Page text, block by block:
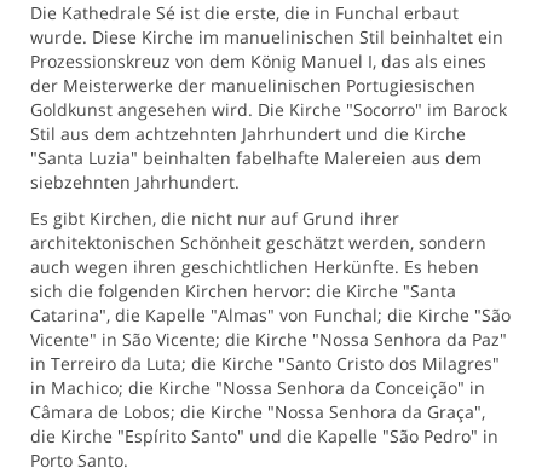
Die Kathedrale Sé ist die erste, die in Funchal erbaut
wurde. Diese Kirche im manuelinischen Stil beinhaltet ein
Prozessionskreuz von dem König Manuel I, das als eines
der Meisterwerke der manuelinischen Portugiesischen
Goldkunst angesehen wird. Die Kirche "Socorro" im Barock
Stil aus dem achtzehnten Jahrhundert und die Kirche
"Santa Luzia" beinhalten fabelhafte Malereien aus dem
siebzehnten Jahrhundert.
Es gibt Kirchen, die nicht nur auf Grund ihrer
architektonischen Schönheit geschätzt werden, sondern
auch wegen ihren geschichtlichen Herkünfte. Es heben
sich die folgenden Kirchen hervor: die Kirche "Santa
Catarina", die Kapelle "Almas" von Funchal; die Kirche "São
Vicente" in São Vicente; die Kirche "Nossa Senhora da Paz"
in Terreiro da Luta; die Kirche "Santo Cristo dos Milagres"
in Machico; die Kirche "Nossa Senhora da Conceição" in
Câmara de Lobos; die Kirche "Nossa Senhora da Graça",
die Kirche "Espírito Santo" und die Kapelle "São Pedro" in
Porto Santo.